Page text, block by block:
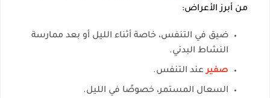
من أبرز الأعراض:
ضيق في التنفس، خاصة أثناء الليل أو بعد ممارسة
النشاط البدني.
صفيرعند التنفس.
السعال المستمر، خصوصًا في الليل.